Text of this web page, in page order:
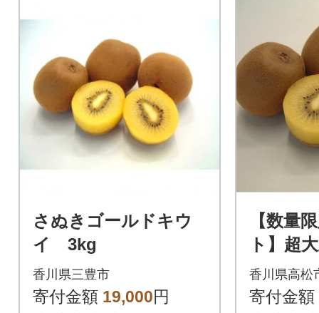
さぬきゴールドキウ
イ 3kg
香川県三豊市
寄付金額 19,000円
【数量
ト】超
ールド
香川県高松
寄付金額